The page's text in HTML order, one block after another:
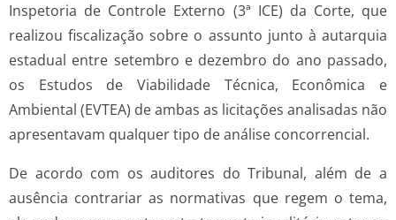
Inspetoria de Controle Externo (3ª ICE) da Corte, que
realizou fiscalização sobre o assunto junto à autarquia
estadual entre setembro e dezembro do ano passado,
os Estudos de Viabilidade Técnica, Econômica e
Ambiental (EVTEA) de ambas as licitações analisadas não
apresentavam qualquer tipo de análise concorrencial.
De acordo com os auditores do Tribunal, além de a
ausência contrariar as normativas que regem o tema,